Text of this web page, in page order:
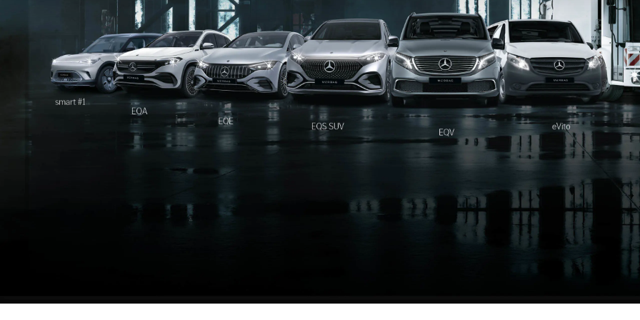
Special Trucks
Unimog Aufbaupartner
Digitale Extras
Pannen- & Unfallhilfe
Mercedes-Benz VanSolution
Unimog Aufbaupartner
Probefahrt Van / Transporter
Probefahrt LKW / Truck